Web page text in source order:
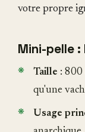
votre propre
Mini-pelle :
Taille : 800
qu'une
Usage